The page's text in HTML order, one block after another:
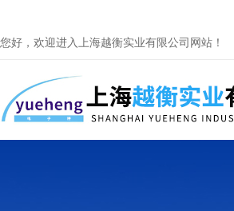
您好，欢迎进入上海越衡实业有限公司网站！